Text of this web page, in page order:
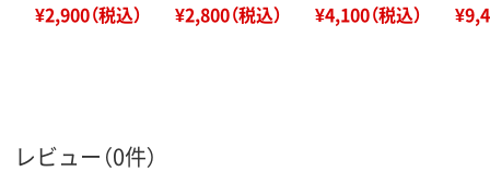
¥2,900（税込） ¥2,800（税込） ¥4,100（税込）
レビュー（0件）